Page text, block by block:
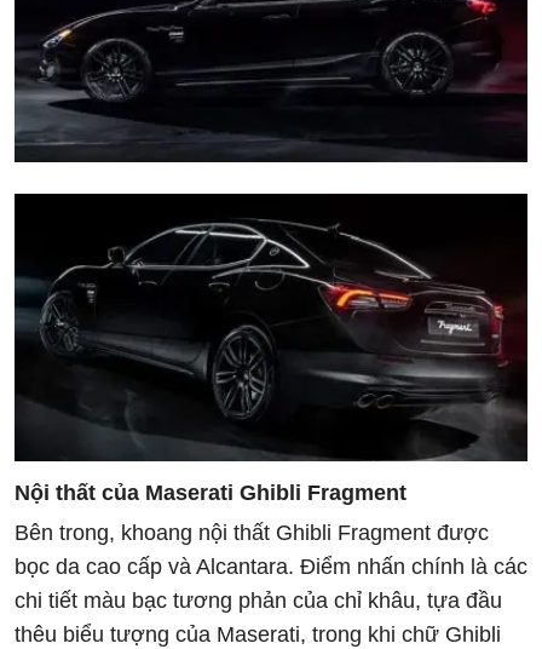
Nội thất của Maserati Ghibli Fragment
Bên trong, khoang nội thất Ghibli Fragment được
bọc da cao cấp và Alcantara. Điểm nhấn chính là các
chi tiết màu bạc tương phản của chỉ khâu, tựa đầu
thêu biểu tượng của Maserati, trong khi chữ Ghibli